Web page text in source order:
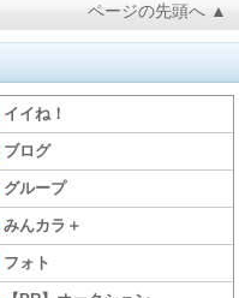
ページの先頭へ ▲
イイね！
ブログ
グループ
みんカラ＋
フォト